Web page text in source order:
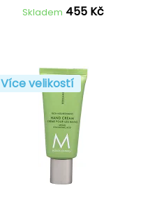
Skladem 455 Kč
Více velikostí